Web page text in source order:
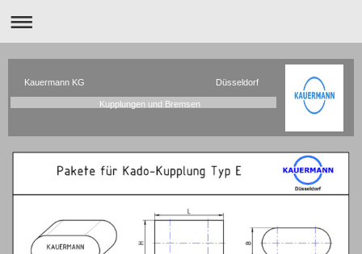
Kauermann KG Düsseldorf
Kupplungen und Bremsen